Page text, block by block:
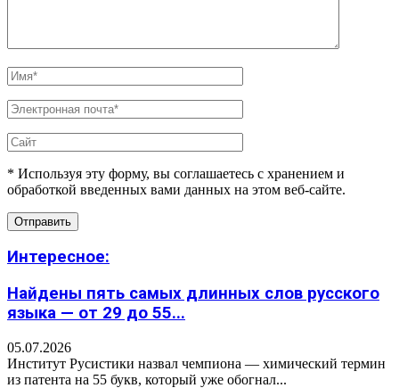
* Используя эту форму, вы соглашаетесь с хранением и
обработкой введенных вами данных на этом веб-сайте.
Интересное:
Найдены пять самых длинных слов русского
языка — от 29 до 55...
05.07.2026
Институт Русистики назвал чемпиона — химический термин
из патента на 55 букв, который уже обогнал...